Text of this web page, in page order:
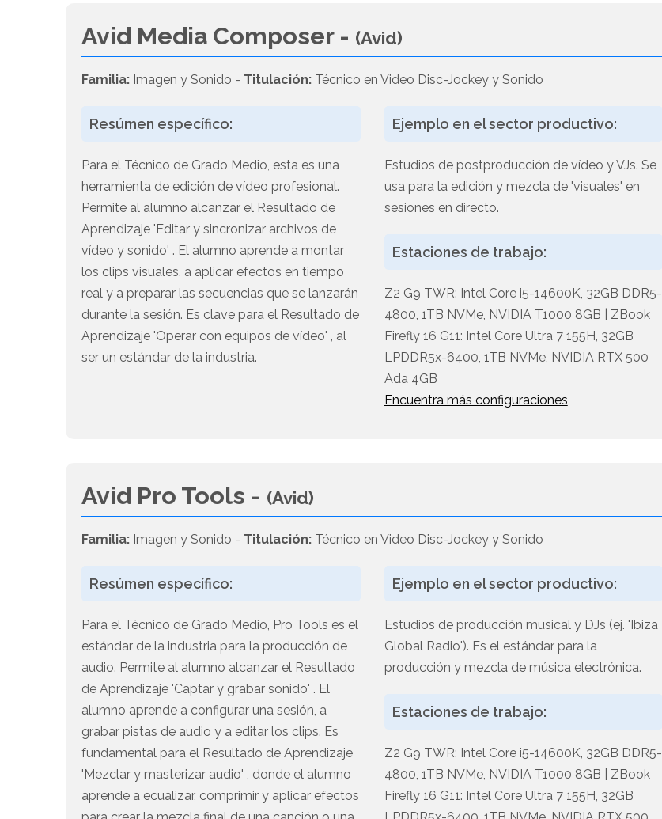
Avid Media Composer - (Avid)
Familia: Imagen y Sonido - Titulación: Técnico en Video Disc-Jockey y Sonido
Resúmen específico:
Para el Técnico de Grado Medio, esta es una
herramienta de edición de vídeo profesional.
Permite al alumno alcanzar el Resultado de
Aprendizaje 'Editar y sincronizar archivos de
vídeo y sonido' . El alumno aprende a montar
los clips visuales, a aplicar efectos en tiempo
real y a preparar las secuencias que se lanzarán
durante la sesión. Es clave para el Resultado de
Aprendizaje 'Operar con equipos de vídeo' , al
ser un estándar de la industria.
Ejemplo en el sector productivo:
Estudios de postproducción de vídeo y VJs. Se
usa para la edición y mezcla de 'visuales' en
sesiones en directo.
Estaciones de trabajo:
Z2 G9 TWR: Intel Core i5-14600K, 32GB DDR5-
4800, 1TB NVMe, NVIDIA T1000 8GB | ZBook
Firefly 16 G11: Intel Core Ultra 7 155H, 32GB
LPDDR5x-6400, 1TB NVMe, NVIDIA RTX 500
Ada 4GB
Encuentra más configuraciones
Avid Pro Tools - (Avid)
Familia: Imagen y Sonido - Titulación: Técnico en Video Disc-Jockey y Sonido
Resúmen específico:
Para el Técnico de Grado Medio, Pro Tools es el
estándar de la industria para la producción de
audio. Permite al alumno alcanzar el Resultado
de Aprendizaje 'Captar y grabar sonido' . El
alumno aprende a configurar una sesión, a
grabar pistas de audio y a editar los clips. Es
fundamental para el Resultado de Aprendizaje
'Mezclar y masterizar audio' , donde el alumno
aprende a ecualizar, comprimir y aplicar efectos
Ejemplo en el sector productivo:
Estudios de producción musical y DJs (ej. 'Ibiza
Global Radio'). Es el estándar para la
producción y mezcla de música electrónica.
Estaciones de trabajo:
Z2 G9 TWR: Intel Core i5-14600K, 32GB DDR5-
4800, 1TB NVMe, NVIDIA T1000 8GB | ZBook
Firefly 16 G11: Intel Core Ultra 7 155H, 32GB